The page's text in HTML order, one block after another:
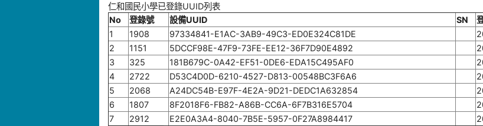
仁和國民小學已登錄UUID列表
No
登錄號 設備UUID SN
1
1908 97334841-E1AC-3AB9-49C3-ED0E324C81DE
2
1151 5DCCF98E-47F9-73FE-EE12-36F7D90E4892
3
325 181B679C-0A42-EF51-0DE6-EDA15C495AF0
4
2722 D53C4D0D-6210-4527-D813-00548BC3F6A6
5
2068 A24DC54B-E97F-4E2A-9D21-DEDC1A632854
6
1807 8F2018F6-FB82-A86B-CC6A-6F7B316E5704
7
2912 E2E0A3A4-8040-7B5E-5957-0F27A8984417